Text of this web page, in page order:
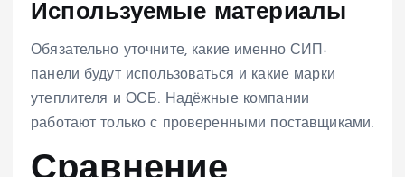
Используемые материалы
Обязательно уточните, какие именно СИП-
панели будут использоваться и какие марки
утеплителя и ОСБ. Надёжные компании
работают только с проверенными поставщиками.